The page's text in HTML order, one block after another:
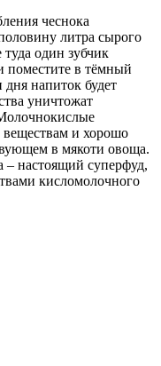
чеснока
литра сырого
туда один зубчик
поместите в тёмный
напиток будет
уничтожат
и хорошо
в мякоти овоща.
– настоящий суперфуд,
кисломолочного